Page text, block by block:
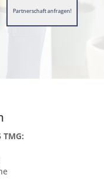
Partnerschaft anfragen!